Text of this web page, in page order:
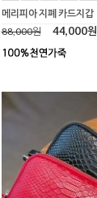
메리피아 지폐 카드지갑
88,000원
44,000원